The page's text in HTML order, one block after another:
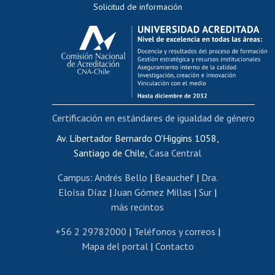
Evaluación docente
Calificación académica
Postulación al AUCAI
Funcionarias/os
Cursos internos de capacitación
Bienestar del personal
Portal de movilidad interna
Certificado de renta
Certificado de renta honorarios
Editar páginas blancas
Extranjeras/os
Revalidación y reconocimiento de títulos
Postulación al Programa de Movilidad Estudiantil
Solicitud de información
Av. Libertador Bernardo O'Higgins 1058,
Santiago de Chile, Casa Central
Campus: Andrés Bello | Beauchef| Dra.
Eloísa Díaz |Juan Gómez Millas | Sur |
más recintos
+56 2 29782000 | Teléfonos y correos |
Mapa del portal| Contacto
Certificación en estándares de igualdad de género